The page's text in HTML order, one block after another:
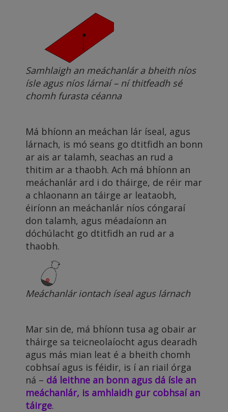
Samhlaigh an meáchanlár a bheith níos
ísle agus níos lárnaí – ní thitfeadh sé
chomh furasta céanna
Má bhíonn an meáchan lár íseal, agus
lárnach, is mó seans go dtitfidh an bonn
ar ais ar talamh, seachas an rud a
thitim ar a thaobh. Ach má bhíonn an
meáchanlár ard i do tháirge, de réir mar
a chlaonann an táirge ar leataobh,
éiríonn an meáchanlár níos cóngaraí
don talamh, agus méadaíonn an
dóchúlacht go dtitfidh an rud ar a
thaobh.
Meáchanlár iontach íseal agus lárnach
Mar sin de, má bhíonn tusa ag obair ar
tháirge sa teicneolaíocht agus dearadh
agus más mian leat é a bheith chomh
cobhsaí agus is féidir, is í an riail órga
ná – dá leithne an bonn agus dá ísle an
meáchanlár, is amhlaidh gur cobhsaí an
táirge.